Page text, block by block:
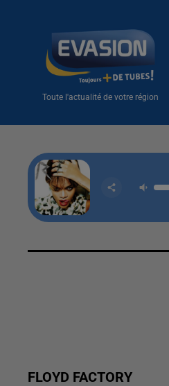
Toute l'actualité de votre région
FLOYD FACTORY